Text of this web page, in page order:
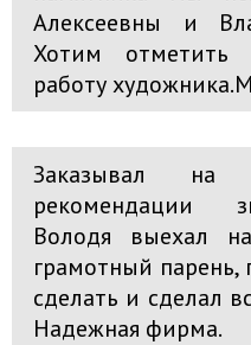
Алексеевны и
Хотим отметить
работу
Заказывал
рекомендации
Володя выехал
грамотный парень,
сделать и сделал
Надежная фирма.